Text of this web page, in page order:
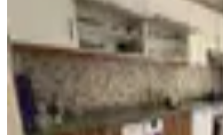
Onikişubat, Piri
3+1· 150 m² ·5. Kat
2.695.000 ₺